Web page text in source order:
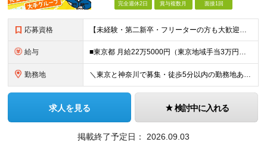
完全週休2日 賞与複数月 面接1回
応募資格 【未経験・第二新卒・フリーターの方も大歓迎！】 ●高卒以上 ●要普通自動車免許（AT限定可） ※特別な経験やスキルは一切不問です！ ★求める人物像★ ・「ほどほどに、無理なく長く働きたい」方 ・安定
給与 ■東京都 月給22万5000円（東京地域手当3万円含）～25万円＋残業代全額支給＋各種手当 ■神奈川県 月給19万5000円～24万円＋残業代全額支給＋各種手当 ※年齢・経験を考慮し決定 ※試用期
勤務地 ＼東京と神奈川で募集・徒歩5分以内の勤務地あり／ ■根岸事務所 東京都台東区根岸5-6-14 根岸5光ビル ■阿佐ヶ谷事務所 東京都杉並区成田東4-38-25 ■大橋事務所 東京都目黒区大橋2-8-1
求人を見る 検討中に入れる
掲載終了予定日： 2026.09.03